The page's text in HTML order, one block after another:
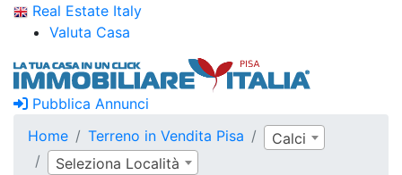
Real Estate Italy
Valuta Casa
Pubblica Annunci
Home
Terreno in Vendita Pisa
Calci
Seleziona Località